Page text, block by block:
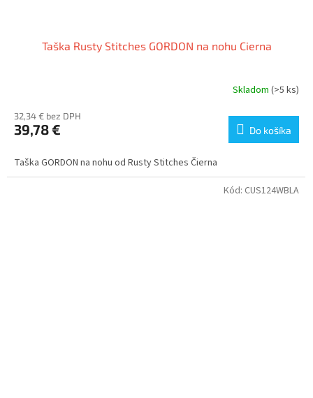
Taška Rusty Stitches GORDON na nohu Cierna
Skladom (>5 ks)
32,34 € bez DPH
39,78 € Do košíka
Taška GORDON na nohu od Rusty Stitches Čierna
Kód: CUS124WBLA